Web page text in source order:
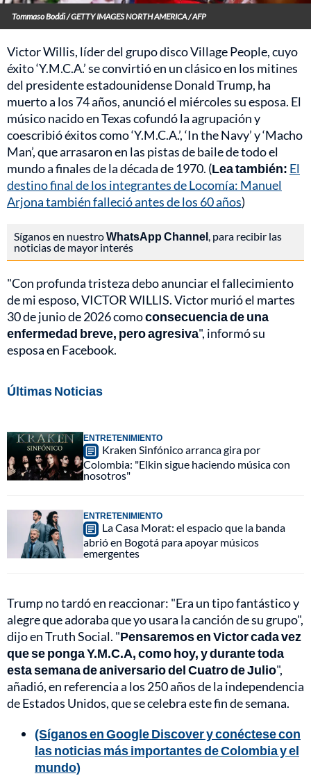
Tommaso Boddi / GETTY IMAGES NORTH AMERICA / AFP
Victor Willis, líder del grupo disco Village People, cuyo
éxito ‘Y.M.C.A.’ se convirtió en un clásico en los mitines
del presidente estadounidense Donald Trump, ha
muerto a los 74 años, anunció el miércoles su esposa. El
músico nacido en Texas cofundó la agrupación y
coescribió éxitos como ‘Y.M.C.A.’, ‘In the Navy’ y ‘Macho
Man’, que arrasaron en las pistas de baile de todo el
mundo a finales de la década de 1970. (Lea también: El
destino final de los integrantes de Locomía: Manuel
Arjona también falleció antes de los 60 años)
Síganos en nuestroWhatsApp Channel, para recibir las
noticias de mayor interés
"Con profunda tristeza debo anunciar el fallecimiento
de mi esposo, VICTOR WILLIS. Victor murió el martes
30 de junio de 2026 comoconsecuencia de una
enfermedad breve, pero agresiva", informó su
esposa en Facebook.
Últimas Noticias
ENTRETENIMIENTO
Kraken Sinfónico arranca gira por
Colombia: "Elkin sigue haciendo música con
nosotros"
ENTRETENIMIENTO
La Casa Morat: el espacio que la banda
abrió en Bogotá para apoyar músicos
emergentes
Trump no tardó en reaccionar: "Era un tipo fantástico y
alegre que adoraba que yo usara la canción de su grupo",
dijo en Truth Social. "Pensaremos en Victor cada vez
que se ponga Y.M.C.A, como hoy, y durante toda
esta semana de aniversario del Cuatro de Julio",
añadió, en referencia a los 250 años de la independencia
de Estados Unidos, que se celebra este fin de semana.
(Síganos en Google Discover y conéctese con
las noticias más importantes de Colombia y el
mundo)